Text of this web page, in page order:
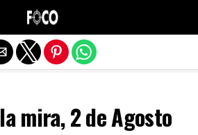
mira, 2 de Agosto
de la versión móvil